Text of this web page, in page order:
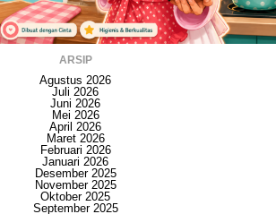
ARSIP
Agustus 2026
Juli 2026
Juni 2026
Mei 2026
April 2026
Maret 2026
Februari 2026
Januari 2026
Desember 2025
November 2025
Oktober 2025
September 2025